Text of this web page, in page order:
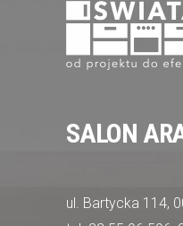
SALON
ul. Bartycka 114,